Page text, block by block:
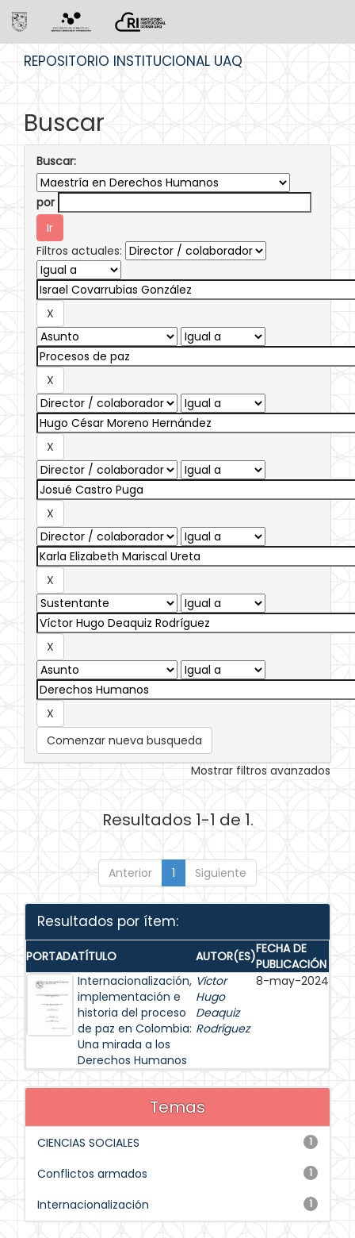
REPOSITORIO INSTITUCIONAL UAQ
Buscar
Buscar:
por
Filtros actuales:
Comenzar nueva busqueda
Mostrar filtros avanzados
Resultados 1-1 de 1.
Anterior 1 Siguiente
Resultados por ítem:
PORTADATÍTULO AUTOR(ES)FECHA DE
PUBLICACIÓN
Internacionalización,
implementación e
historia del proceso
de paz en Colombia:
Una mirada a los
Derechos Humanos
Víctor
Hugo
Deaquiz
Rodríguez
8-may-2024
Temas
1
CIENCIAS SOCIALES
1
Conflictos armados
1
Internacionalización